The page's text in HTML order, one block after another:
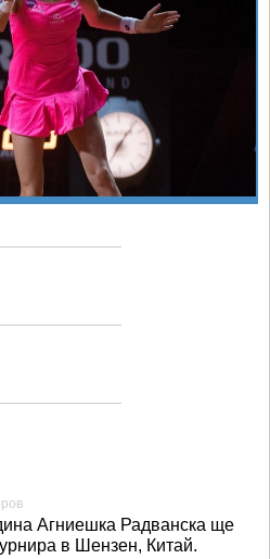
Агниешка Радванска ще
в Шензен, Китай.